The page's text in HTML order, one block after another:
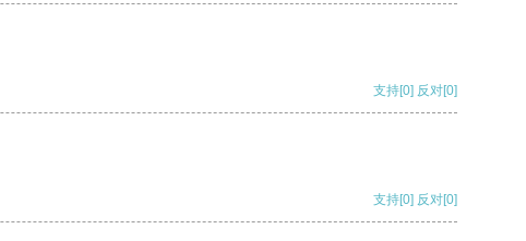
支持[0] 反对[0]
支持[0] 反对[0]